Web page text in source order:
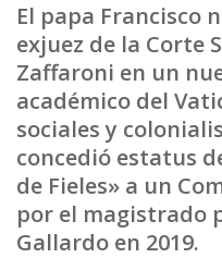
El papa Francisco
exjuez de la Corte
Zaffaroni en un
académico del
sociales y
concedió estatus
de Fieles» a un
por el magistrado
Gallardo en 2019.